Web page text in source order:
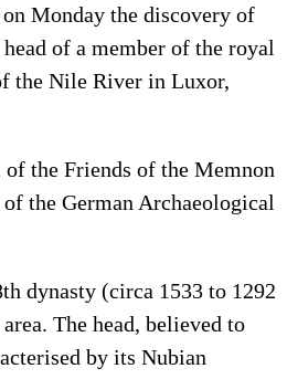
Monday the discovery of
of a member of the royal
the Nile River in Luxor,
the Friends of the Memnon
the German Archaeological
dynasty (circa 1533 to 1292
The head, believed to
by its Nubian